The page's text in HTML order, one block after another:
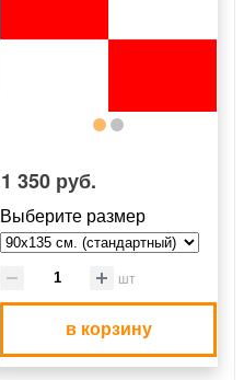
1 350 руб.
Выберите размер
шт
в корзину